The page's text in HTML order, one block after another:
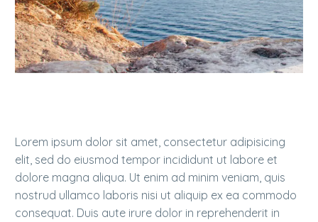
Lorem ipsum dolor sit amet, consectetur adipisicing
elit, sed do eiusmod tempor incididunt ut labore et
dolore magna aliqua. Ut enim ad minim veniam, quis
nostrud ullamco laboris nisi ut aliquip ex ea commodo
consequat. Duis aute irure dolor in reprehenderit in